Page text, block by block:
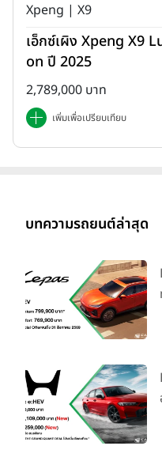
โหมดการขับขี่ในรุ่นขับเคลื่อน
Sport ส่วนรุ่นขับเคลื่อน 4 ล้อ
Wading, Economy,
รุ่นเว้นรุ่นเริ่มต้นจะโดดเด่นด้ว
สำหรับรุ่นเริ่มต้น RD6-2WD
ขับเคลื่อนอย่างเดียว ตัดออปชั่
เหลืออีกเพียบ
28 Feb 2025
ดอกเบี้ยพิเศษ 0.79%* นาน
ฟรี RIDDARA โฮมชาร์เจ
ฟรี ประกันภัยรถยนต์ ชั้น1เป็
สนใจดูรถได้ที่โชว์รูม ตัวแทนจำ
RIDDARA-RD6-2WD
RIDDARA-RD6-2WD
RIDDARA-RD6-4WD
Xpeng | X9
เอ็กซ์เผิง Xpeng X9
on ปี 2025
2,789,000 บาท
เพิ่มเพื่อเปรียบเทียบ
บทความรถยนต์ล่าสุด